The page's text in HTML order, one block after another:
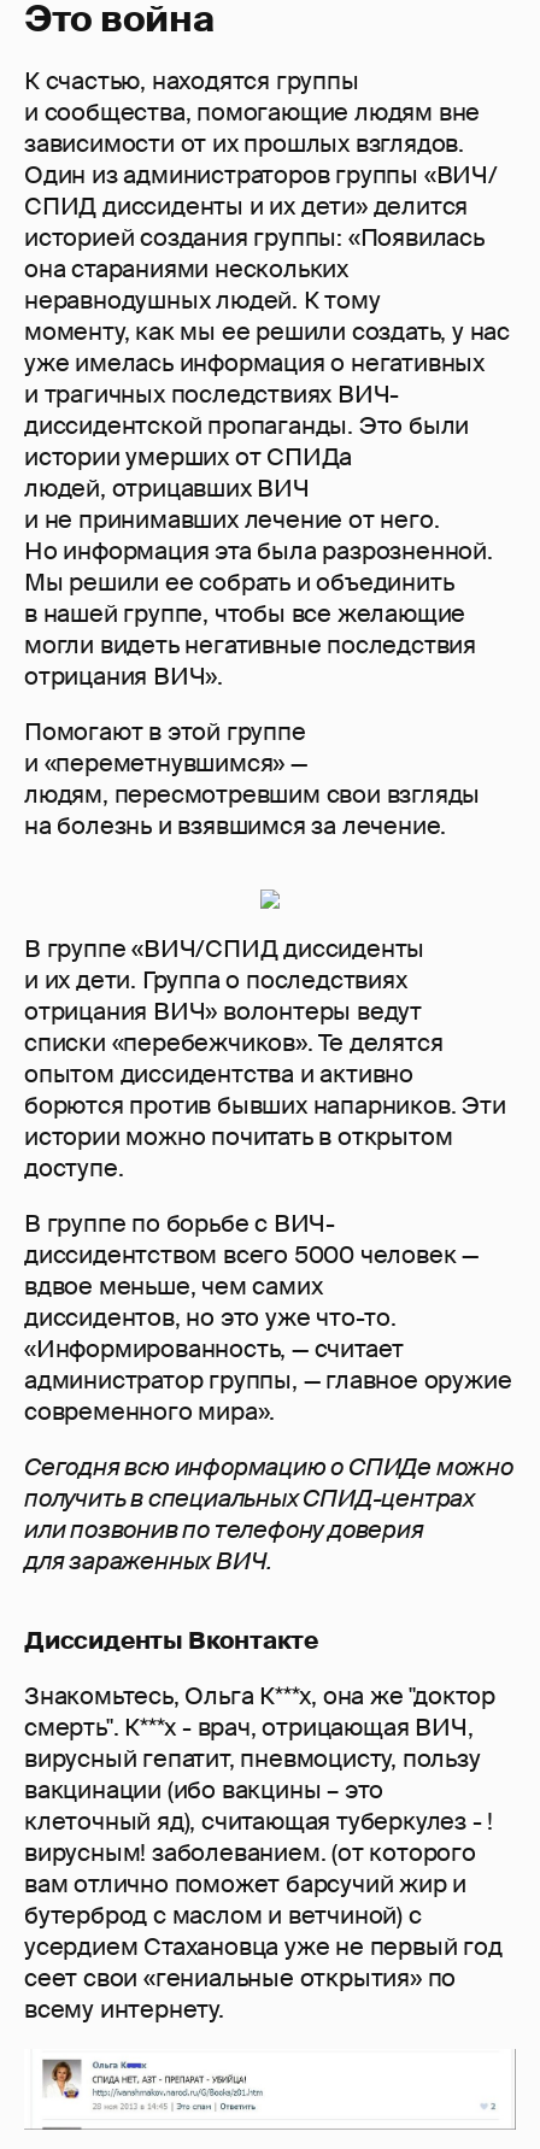
Это война
К счастью, находятся группы
и сообщества, помогающие людям вне
зависимости от их прошлых взглядов.
Один из администраторов группы «ВИЧ/
СПИД диссиденты и их дети» делится
историей создания группы: «Появилась
она стараниями нескольких
неравнодушных людей. К тому
моменту, как мы ее решили создать, у нас
уже имелась информация о негативных
и трагичных последствиях ВИЧ-
диссидентской пропаганды. Это были
истории умерших от СПИДа
людей, отрицавших ВИЧ
и не принимавших лечение от него.
Но информация эта была разрозненной.
Мы решили ее собрать и объединить
в нашей группе, чтобы все желающие
могли видеть негативные последствия
отрицания ВИЧ».
Помогают в этой группе
и «переметнувшимся» —
людям, пересмотревшим свои взгляды
на болезнь и взявшимся за лечение.
В группе «ВИЧ/СПИД диссиденты
и их дети. Группа о последствиях
отрицания ВИЧ» волонтеры ведут
списки «перебежчиков». Те делятся
опытом диссидентства и активно
борются против бывших напарников. Эти
истории можно почитать в открытом
доступе.
В группе по борьбе с ВИЧ-
диссидентством всего 5000 человек —
вдвое меньше, чем самих
диссидентов, но это уже что-то.
«Информированность, — считает
администратор группы, — главное оружие
современного мира».
Сегодня всю информацию о СПИДе можно
получить в специальных СПИД-центрах
или позвонив по телефону доверия
для зараженных ВИЧ.
Диссиденты Вконтакте
Знакомьтесь, Ольга К***х, она же "доктор
смерть". К***х - врач, отрицающая ВИЧ,
вирусный гепатит, пневмоцисту, пользу
вакцинации (ибо вакцины – это
клеточный яд), считающая туберкулез - !
вирусным! заболеванием. (от которого
вам отлично поможет барсучий жир и
бутерброд с маслом и ветчиной) с
усердием Стахановца уже не первый год
сеет свои «гениальные открытия» по
всему интернету.